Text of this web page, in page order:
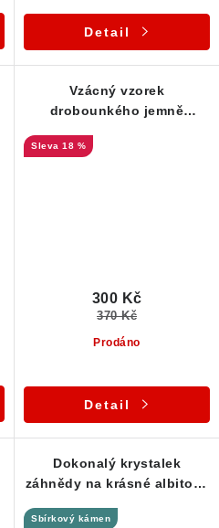
Detail
Vzácný vzorek
drobounkého jemně
18 %
Prodáno
300 Kč
370 Kč
Detail
Dokonalý krystalek
záhnědy na krásné albitové
Sbírkový kámen